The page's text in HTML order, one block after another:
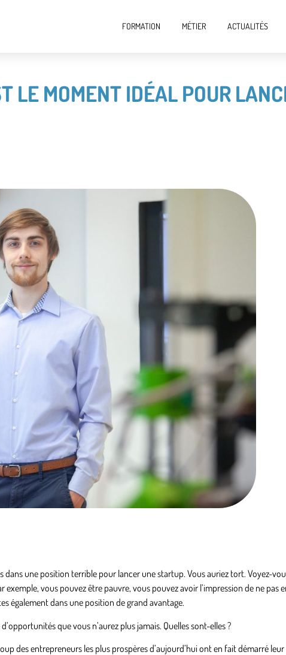
FORMATION MÉTIER ACTUALITÉS
LE MOMENT IDÉAL POUR
une position terrible pour lancer une startup. Vous auriez tort. Voyez-
vous pouvez être pauvre, vous pouvez avoir l’impression de ne pas
également dans une position de grand avantage.
que vous n’aurez plus jamais. Quelles sont-elles ?
des entrepreneurs les plus prospères d’aujourd’hui ont en fait démarré